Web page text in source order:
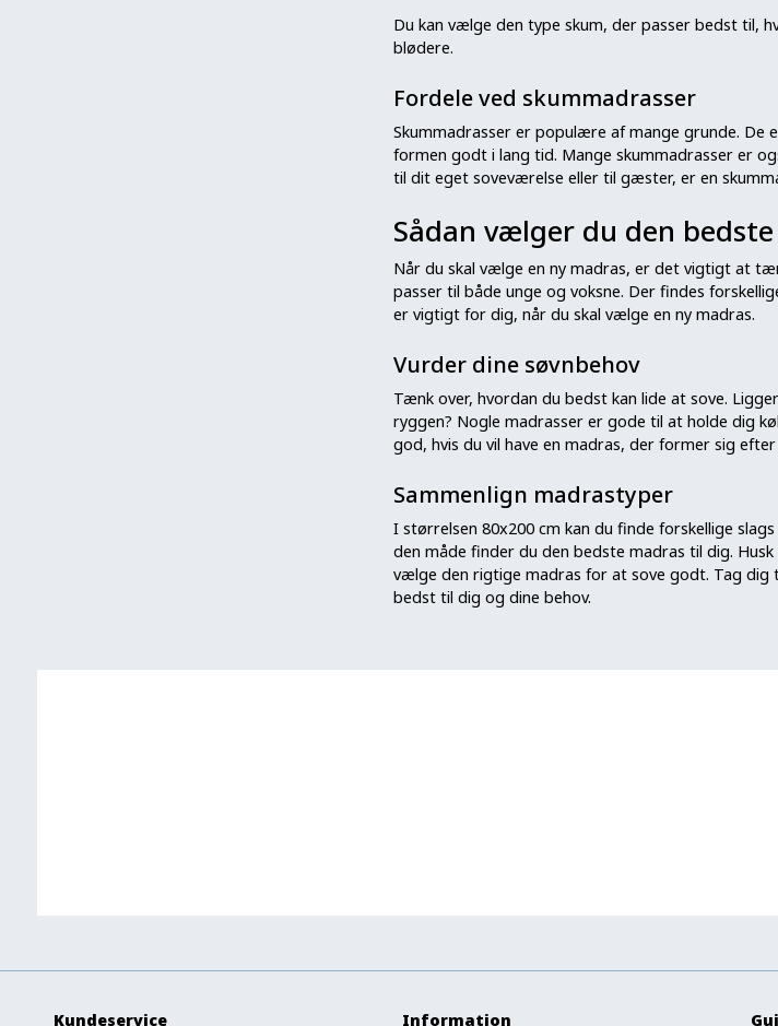
Du kan vælge den type skum, der passer bedst til,
blødere.
Fordele ved skummadrasser
Skummadrasser er populære af mange grunde.
formen godt i lang tid. Mange skummadrasser er
til dit eget soveværelse eller til gæster, er en
Sådan vælger du den
Når du skal vælge en ny madras, er det vigtigt at
passer til både unge og voksne. Der findes
er vigtigt for dig, når du skal vælge en ny madras.
Vurder dine søvnbehov
Tænk over, hvordan du bedst kan lide at sove.
ryggen? Nogle madrasser er gode til at holde dig
god, hvis du vil have en madras, der former sig
Sammenlign madrastyper
I størrelsen 80x200 cm kan du finde forskellige
den måde finder du den bedste madras til dig.
vælge den rigtige madras for at sove godt. Tag dig
bedst til dig og dine behov.
Kundeservice Information